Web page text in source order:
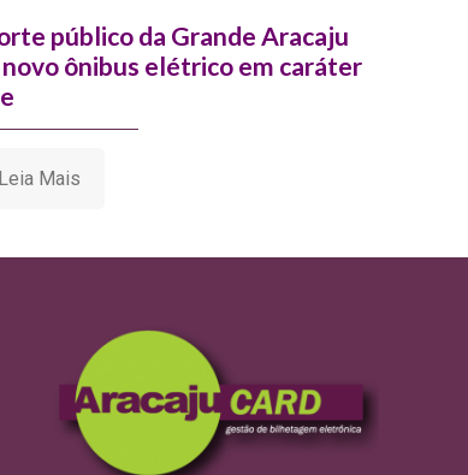
público da Grande Aracaju
ônibus elétrico em caráter
Leia Mais